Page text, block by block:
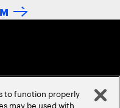
to function properly
may be used with